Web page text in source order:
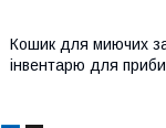
Кошик для миючих
інвентарю для